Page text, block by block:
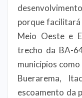
porque facilitará
Meio Oeste e
trecho da BA-
municípios
Buerarema,
escoamento da